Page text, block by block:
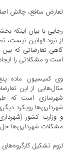
تعارض منافع، چالش
رجایی با بیان اینکه
از نبود قوانین نیست،
گاهی تعارضاتی که بین
است و مشکلاتی را
وی کمیسیون ماده
مثال‌هایی از این
شهرسازی است که
شهرداری‌ها رویکرد
و وزارت کشور
مشکلات شهرداری‌ها
لزوم تشکیل